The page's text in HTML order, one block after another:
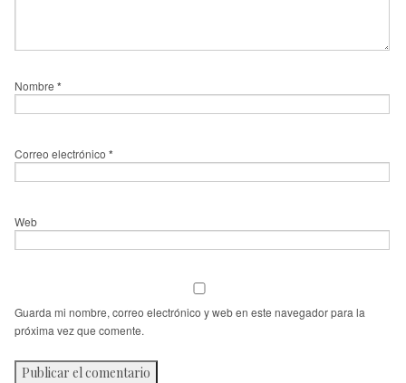
Nombre *
Correo electrónico *
Web
Guarda mi nombre, correo electrónico y web en este navegador para la
próxima vez que comente.